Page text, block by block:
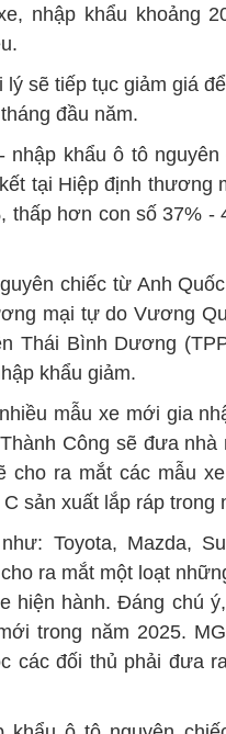
nhập khẩu khoảng
sẽ tiếp tục giảm giá
đầu năm.
nhập khẩu ô tô
tại Hiệp định thương
thấp hơn con số 37% -
chiếc từ Anh
mại tự do Vương
Thái Bình Dương
khẩu giảm.
mẫu xe mới gia
Công sẽ đưa nhà
cho ra mắt các mẫu
sản xuất lắp ráp trong
Toyota, Mazda,
ra mắt một loạt
hiện hành. Đáng chú
trong năm 2025.
các đối thủ phải đưa